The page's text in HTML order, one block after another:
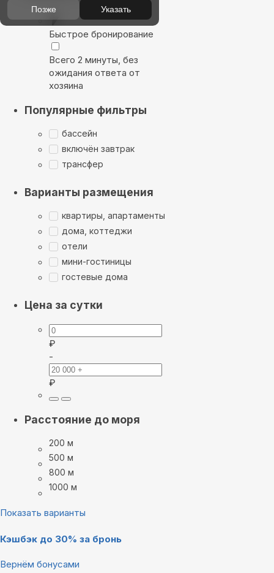
Быстрое бронирование
Всего 2 минуты, без
ожидания ответа от
хозяина
Популярные фильтры
бассейн
включён завтрак
трансфер
Варианты размещения
квартиры, апартаменты
дома, коттеджи
отели
мини-гостиницы
гостевые дома
Цена за сутки
₽
-
₽
Расстояние до моря
200 м
500 м
800 м
1000 м
Показать варианты
Кэшбэк до 30% за бронь
Вернём бонусами
Позже Указать